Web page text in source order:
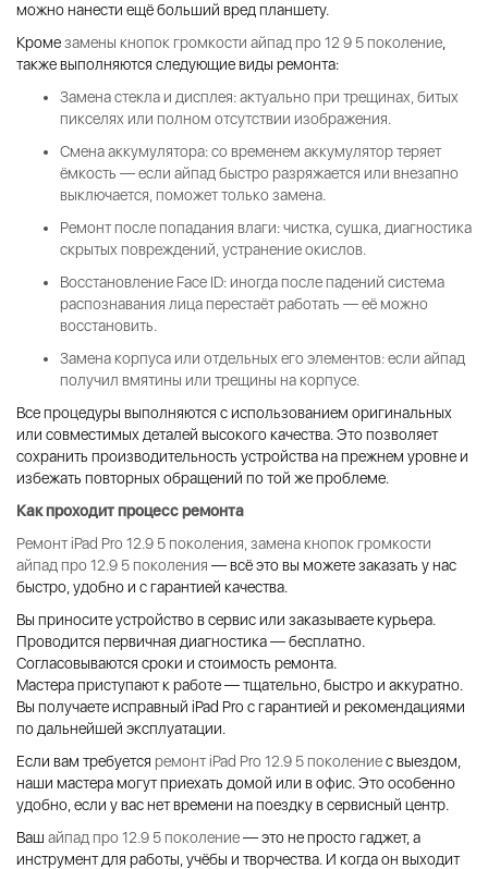
можно нанести ещё больший вред планшету.
Кромезамены кнопок громкости айпад про 12 9 5 поколение
также выполняются следующие виды ремонта:
Замена стекла и дисплея: актуально при трещинах, битых
пикселях или полном отсутствии изображения.
Смена аккумулятора: со временем аккумулятор теряет
ёмкость — если айпад быстро разряжается или внезапно
выключается, поможет только замена.
Ремонт после попадания влаги: чистка, сушка, диагностика
скрытых повреждений, устранение окислов.
Восстановление Face ID: иногда после падений система
распознавания лица перестаёт работать — её можно
восстановить.
Замена корпуса или отдельных его элементов: если айпад
получил вмятины или трещины на корпусе.
Все процедуры выполняются с использованием оригинальных
или совместимых деталей высокого качества. Это позволяет
сохранить производительность устройства на прежнем уровне и
избежать повторных обращений по той же проблеме.
Как проходит процесс ремонта
Ремонт iPad Pro 12.9 5 поколения, замена кнопок громкости
айпад про 12.9 5 поколения — всё это вы можете заказать у нас
быстро, удобно и с гарантией качества.
Вы приносите устройство в сервис или заказываете курьера.
Проводится первичная диагностика — бесплатно.
Согласовываются сроки и стоимость ремонта.
Мастера приступают к работе — тщательно, быстро и аккуратно.
Вы получаете исправный iPad Pro с гарантией и рекомендациями
по дальнейшей эксплуатации.
Если вам требуется ремонт iPad Pro 12.9 5 поколениес выездом,
наши мастера могут приехать домой или в офис. Это особенно
удобно, если у вас нет времени на поездку в сервисный центр.
Ваш айпад про 12.9 5 поколение— это не просто гаджет, а
инструмент для работы, учёбы и творчества. И когда он выходит